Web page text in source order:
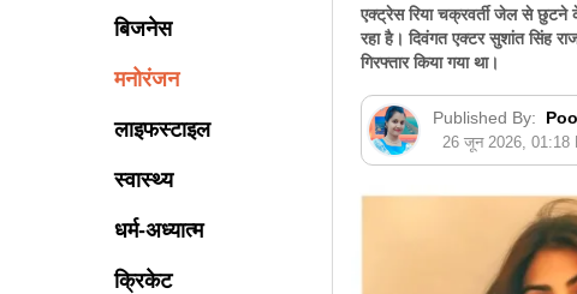
बिजनेस
मनोरंजन
लाइफस्टाइल
स्वास्थ्य
धर्म-अध्यात्म
क्रिकेट
एक्ट्रेस रिया चक्रवर्ती जेल से छुटने
रहा है। दिवंगत एक्टर सुशांत सिंह
गिरफ्तार किया गया था।
Published By:
26 जून 2026, 01:18